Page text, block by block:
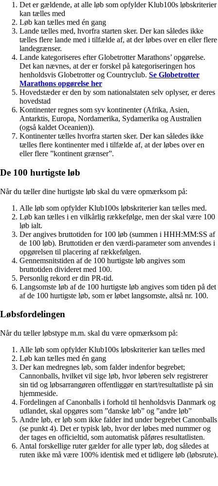
Det er gældende, at alle løb som opfylder Klub100s løbskriterier
kan tælles med
Løb kan tælles med én gang
Lande tælles med, hvorfra starten sker. Der kan således ikke
tælles flere lande med i tilfælde af, at der løbes over en eller flere
landegrænser.
Lande kategoriseres efter Globetrotter Marathons’ opgørelse.
Det kan nævnes, at der er forskel på kategoriseringen hos
henholdsvis Globetrotter og Countryclub. Se Globetrotter
Marathons opgørelse her
Hovedstæder er den by som nationalstaten selv oplyser, er deres
hovedstad
Kontinenter regnes som syv kontinenter (Afrika, Asien,
Antarktis, Europa, Nordamerika, Sydamerika og Australien
(også kaldet Oceanien)).
Kontinenter tælles hvorfra starten sker. Der kan således ikke
tælles flere kontinenter med i tilfælde af, at der løbes over en
eller flere ”kontinent grænser”.
De 100 hurtigste løb
Når du tæller dine hurtigste løb skal du være opmærksom på:
Alle løb som opfylder Klub100s løbskriterier kan tælles med.
Løb kan tælles i en vilkårlig rækkefølge, men der skal være 100
løb ialt.
Der angives bruttotiden for 100 løb (summen i HHH:MM:SS af
de 100 løb). Bruttotiden er den værdi-parameter som anvendes i
opgørelsen til placering af rækkefølgen.
Gennemsnitstiden af de 100 hurtigste løb angives som
bruttotiden divideret med 100.
Personlig rekord er din PR-tid.
Langsomste løb af de 100 hurtigste løb angives som tiden på det
af de 100 hurtigste løb, som er løbet langsomste, altså nr. 100.
Løbsfordelingen
Når du tæller løbstype m.m. skal du være opmærksom på:
Alle løb som opfylder Klub100s løbskriterier kan tælles med
Løb kan tælles med én gang
Der kan medregnes løb, som falder indenfor begrebet;
Cannonballs, hvilket vil sige løb, hvor løberen selv registrerer
sin tid og løbsarrangøren offentliggør en start/resultatliste på sin
hjemmeside.
Fordelingen af Canonballs i forhold til henholdsvis Danmark og
udlandet, skal opgøres som ”danske løb” og ”andre løb”
Andre løb, er løb som ikke falder ind under begrebet Canonballs
(se punkt 4). Det er typisk løb, hvor der løbes med nummer og
der tages en officieltid, som automatisk påføres resultatlisten.
Antal forskellige ruter gælder for alle typer løb, dog således at
ruten ikke må være 100% identisk med et tidligere løb (løbsrute).